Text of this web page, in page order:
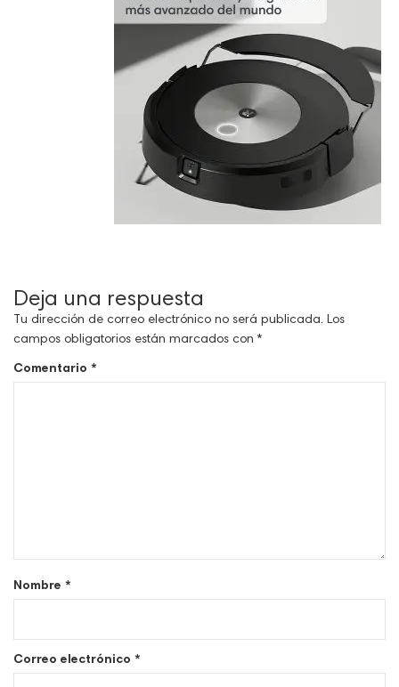
Deja una respuesta
Tu dirección de correo electrónico no será publicada. Los
campos obligatorios están marcados con *
Comentario *
Nombre *
Correo electrónico *